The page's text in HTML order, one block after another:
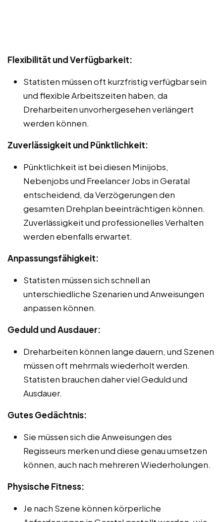
Flexibilität und Verfügbarkeit:
Statisten müssen oft kurzfristig verfügbar sein
und flexible Arbeitszeiten haben, da
Dreharbeiten unvorhergesehen verlängert
werden können.
Zuverlässigkeit und Pünktlichkeit:
Pünktlichkeit ist bei diesen Minijobs,
Nebenjobs und Freelancer Jobs in Geratal
entscheidend, da Verzögerungen den
gesamten Drehplan beeinträchtigen können.
Zuverlässigkeit und professionelles Verhalten
werden ebenfalls erwartet.
Anpassungsfähigkeit:
Statisten müssen sich schnell an
unterschiedliche Szenarien und Anweisungen
anpassen können.
Geduld und Ausdauer:
Dreharbeiten können lange dauern, und Szenen
müssen oft mehrmals wiederholt werden.
Statisten brauchen daher viel Geduld und
Ausdauer.
Gutes Gedächtnis:
Sie müssen sich die Anweisungen des
Regisseurs merken und diese genau umsetzen
können, auch nach mehreren Wiederholungen.
Physische Fitness:
Je nach Szene können körperliche